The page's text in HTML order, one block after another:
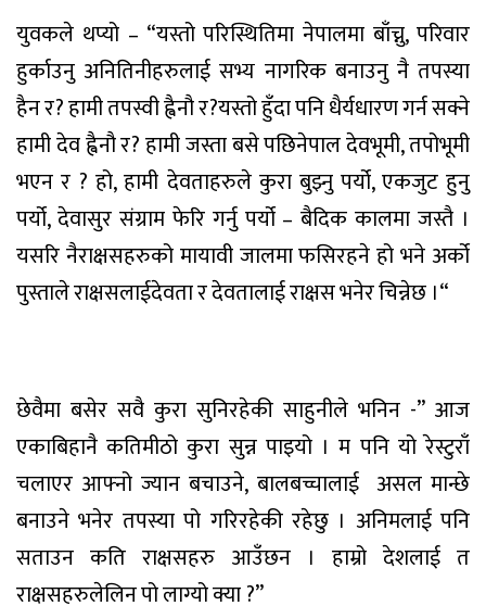
युवकले थप्यो – “यस्तो परिस्थितिमा नेपालमा बाँच्नु,परिवार
हुर्काउनु अनितिनीहरुलाई सभ्य नागरिक बनाउनु नै तपस्या
हैनर?हामीतपस्वीह्वैनौर?यस्तोहुँदापनिधैर्यधारणगर्नसक्ने
हामीदेवह्वैनौर?हामीजस्ताबसेपछिनेपालदेवभूमी,तपोभूमी
भएन र ?हो,हामी देवताहरुले कुरा बुझ्नु पर्यो,एकजुट हुनु
पर्यो,देवासुर संग्राम फेरि गर्नु पर्यो–बैदिक कालमा जस्तै ।
यसरिनैराक्षसहरुकोमायावीजालमाफसिरहनेहोभनेअर्को
पुस्तालेराक्षसलाईदेवतारदेवतालाईराक्षसभनेरचिन्नेछ ।“
छेवैमा बसेर सवै कुरा सुनिरहेकी साहुनीले भनिन -” आज
एकाबिहानै कतिमीठो कुरा सुन्न पाइयो । म पनि यो रेस्टुराँ
चलाएर आफ्नो ज्यान बचाउने, बालबच्चालाई असल मान्छे
बनाउने भनेर तपस्या पो गरिरहेकी रहेछु । अनिमलाई पनि
सताउन कति राक्षसहरु आउँछन । हाम्रो देशलाई त
राक्षसहरुलेलिनपोलाग्योक्या?”